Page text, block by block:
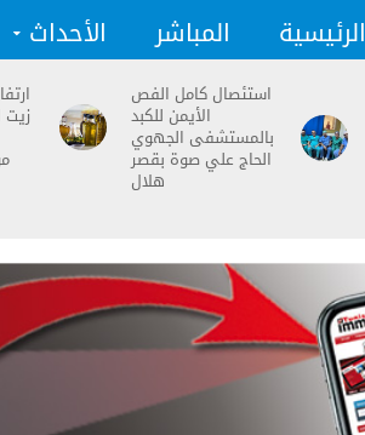
الرئيسية المباشر الأحداث
استئصال كامل الفص
الأيمن للكبد
بالمستشفى الجهوي
الحاج علي صوة بقصر
هلال
زيت